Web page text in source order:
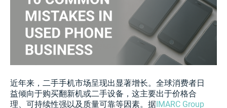
近年来，二手手机市场呈现出显著增长。全球消费者日
益倾向于购买翻新机或二手设备，这主要出于价格合
理、可持续性强以及质量可靠等因素。据IMARC Group